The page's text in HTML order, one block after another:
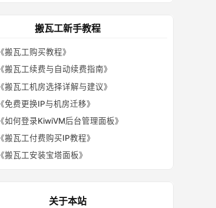
搬瓦工新手教程
《搬瓦工购买教程》
《搬瓦工续费与自动续费指南》
《搬瓦工机房选择详解与建议》
《免费更换IP与机房迁移》
《如何登录KiwiVM后台管理面板》
《搬瓦工付费购买IP教程》
《搬瓦工安装宝塔面板》
关于本站